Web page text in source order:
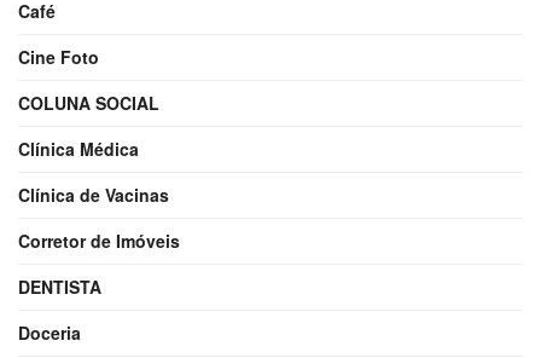
Café
Cine Foto
COLUNA SOCIAL
Clínica Médica
Clínica de Vacinas
Corretor de Imóveis
DENTISTA
Doceria